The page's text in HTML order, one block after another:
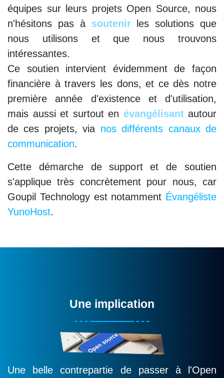
équipes sur leurs projets Open Source, nous
n'hésitons pas à soutenirles solutions que
nous utilisons et que nous trouvons
intéressantes.
Ce soutien intervient évidemment de façon
financière à travers les dons, et ce dès notre
première année d'existence et d'utilisation,
mais aussi et surtout en évangélisantautour
de ces projets, via nos différents canaux de
communication.
Cette démarche de support et de soutien
s'applique très concrètement pour nous, car
Goupil Technology est notamment Évangéliste
YunoHost.
Une implication
Une belle contrepartie de passer à l'Open